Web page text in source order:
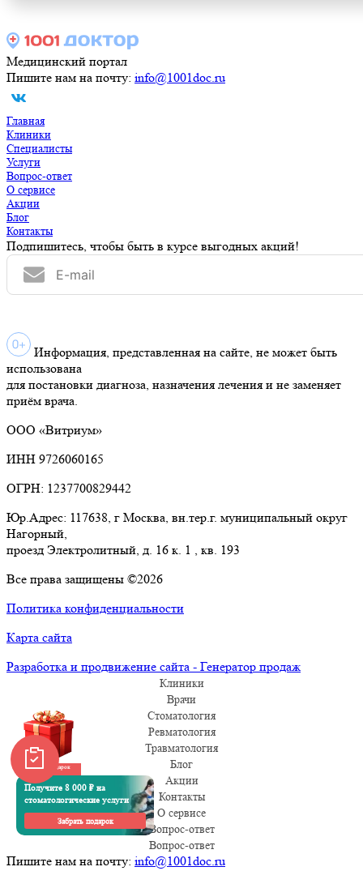
Медицинский портал
Пишите нам на почту: info@1001doc.ru
Главная
Клиники
Специалисты
Услуги
Вопрос-ответ
О сервисе
Акции
Блог
Контакты
Подпишитесь, чтобы быть в курсе выгодных акций!
Информация, представленная на сайте, не может быть
использована
для постановки диагноза, назначения лечения и не заменяет
приём врача.
ООО «Витриум»
ИНН 9726060165
ОГРН: 1237700829442
Юр.Адрес: 117638, г Москва, вн.тер.г. муниципальный округ
Нагорный,
проезд Электролитный, д. 16 к. 1 , кв. 193
Все права защищены ©2026
Политика конфиденциальности
Карта сайта
Разработка и продвижение сайта - Генератор продаж
Клиники
Врачи
Стоматология
Ревматология
Травматология
Блог
Акции
Контакты
О сервисе
Вопрос-ответ
Вопрос-ответ
Пишите нам на почту: info@1001doc.ru
Забрать подарок
Получите 8 000 ₽ на
стоматологические услуги
Забрать подарок